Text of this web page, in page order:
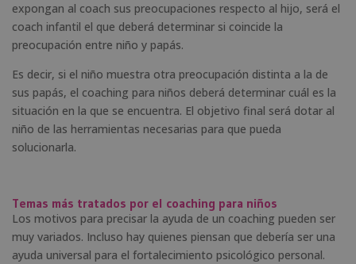
expongan al coach sus preocupaciones respecto al hijo, será el
coach infantil el que deberá determinar si coincide la
preocupación entre niño y papás.
Es decir, si el niño muestra otra preocupación distinta a la de
sus papás, el coaching para niños deberá determinar cuál es la
situación en la que se encuentra. El objetivo final será dotar al
niño de las herramientas necesarias para que pueda
solucionarla.
Temas más tratados por el coaching para niños
Los motivos para precisar la ayuda de un coaching pueden ser
muy variados. Incluso hay quienes piensan que debería ser una
ayuda universal para el fortalecimiento psicológico personal.